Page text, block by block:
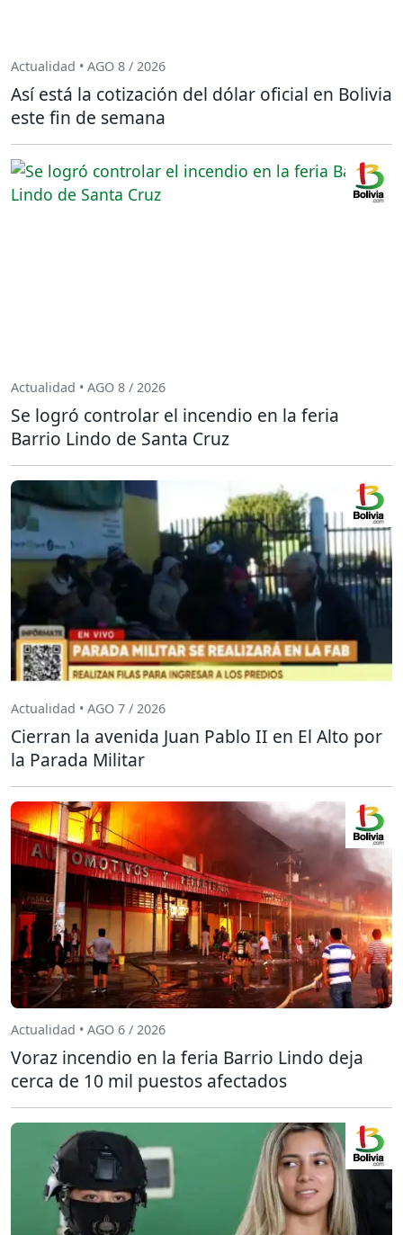
Actualidad • AGO 8 / 2026
Así está la cotización del dólar oficial en Bolivia
este fin de semana
Actualidad • AGO 8 / 2026
Se logró controlar el incendio en la feria
Barrio Lindo de Santa Cruz
Actualidad • AGO 7 / 2026
Cierran la avenida Juan Pablo II en El Alto por
la Parada Militar
Actualidad • AGO 6 / 2026
Voraz incendio en la feria Barrio Lindo deja
cerca de 10 mil puestos afectados